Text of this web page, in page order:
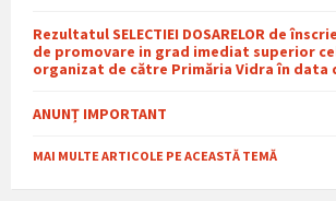
Rezultatul SELECTIEI DOSARELOR de
de promovare in grad imediat superior
organizat de către Primăria Vidra în data
ANUNȚ IMPORTANT
MAI MULTE ARTICOLE PE ACEASTĂ TEMĂ